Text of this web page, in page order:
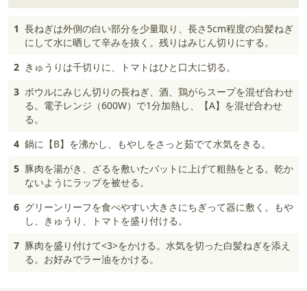
1 長ねぎは外側の白い部分を少量取り、長さ5cm程度の白髪ねぎ
にして水に晒して辛みを抜く。残りはみじん切りにする。
2 きゅうりは千切りに、トマトはひと口大に切る。
3 ボウルにみじん切りの長ねぎ、酒、鶏がらスープを混ぜ合わせ
る。電子レンジ（600W）で1分加熱し、【A】を混ぜ合わせ
る。
4 鍋に【B】を沸かし、もやしをさっと茹でて水気をきる。
5 豚肉を湯がき、ざるを敷いたバットに上げて粗熱をとる。乾か
ないようにラップを被せる。
6 グリーンリーフを食べやすい大きさにちぎって器に敷く。もや
し、きゅうり、トマトを盛り付ける。
7 豚肉を盛り付けて<3>をかける。水気を切った白髪ねぎを添え
る。お好みでラー油をかける。